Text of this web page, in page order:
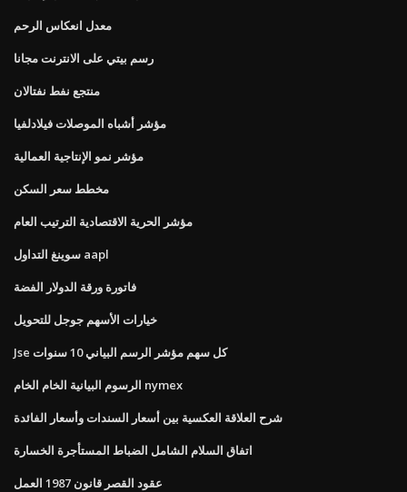
معدل انعكاس الرحم
رسم بيتي على الانترنت مجانا
منتجع نفط نفتالان
مؤشر أشباه الموصلات فيلادلفيا
مؤشر نمو الإنتاجية العمالية
مخطط سعر السكن
مؤشر الحرية الاقتصادية الترتيب العام
سوينغ التداول aapl
فاتورة ورقة الدولار الفضة
خيارات الأسهم جوجل للتحويل
Jse كل سهم مؤشر الرسم البياني 10 سنوات
الرسوم البيانية الخام الخام nymex
شرح العلاقة العكسية بين أسعار السندات وأسعار الفائدة
اتفاق السلام الشامل الضباط المستأجرة الخسارة
عقود القصر قانون 1987 العمل